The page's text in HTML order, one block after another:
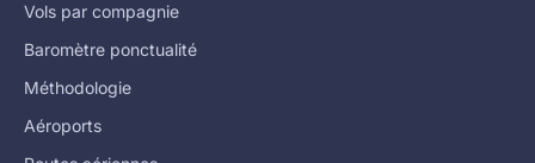
Vols par compagnie
Baromètre ponctualité
Méthodologie
Aéroports